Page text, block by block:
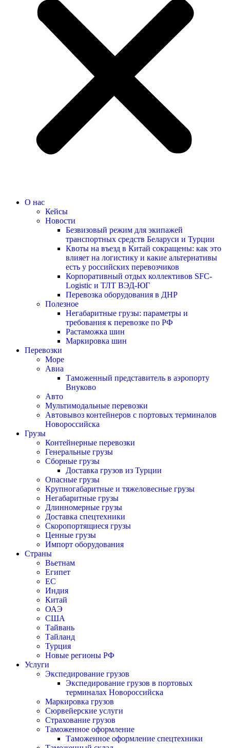
О нас
Кейсы
Новости
Безвизовый режим для экипажей
транспортных средств Беларуси и Турции
Квоты на въезд в Китай сокращены: как это
влияет на логистику и какие альтернативы
есть у российских перевозчиков
Корпоративный отдых коллективов SFC-
Logistic и ТЛТ ВЭД-ЮГ
Перевозка оборудования в ДНР
Полезное
Негабаритные грузы: параметры и
требования к перевозке по РФ
Растаможка шин
Маркировка шин
Перевозки
Море
Авиа
Таможенный представитель в аэропорту
Внуково
Авто
Мультимодальные перевозки
Автовывоз контейнеров с портовых терминалов
Новороссийска
Грузы
Контейнерные перевозки
Генеральные грузы
Сборные грузы
Доставка грузов из Турции
Опасные грузы
Крупногабаритные и тяжеловесные грузы
Негабаритные грузы
Длинномерные грузы
Доставка спецтехники
Скоропортящиеся грузы
Ценные грузы
Импорт оборудования
Страны
Вьетнам
Египет
ЕС
Индия
Китай
ОАЭ
США
Тайвань
Тайланд
Турция
Новые регионы РФ
Услуги
Экспедирование грузов
Экспедирование грузов в портовых
терминалах Новороссийска
Маркировка грузов
Сюрвейерские услуги
Страхование грузов
Таможенное оформление
Таможенное оформление спецтехники